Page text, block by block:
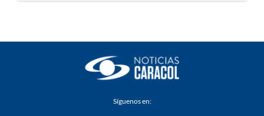
Síguenos en: